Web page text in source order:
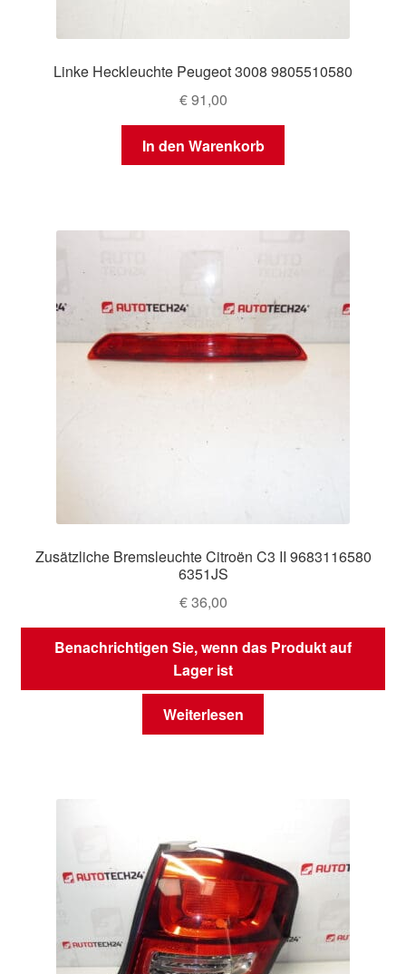
Linke Heckleuchte Peugeot 3008 9805510580
€91,00
In den Warenkorb
Zusätzliche Bremsleuchte Citroën C3 II 9683116580
6351JS
€36,00
Benachrichtigen Sie, wenn das Produkt auf
Lager ist
Weiterlesen